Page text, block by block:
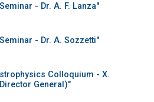
- Dr. A. F. Lanza"
- Dr. A. Sozzetti"
Colloquium - X.
General)"